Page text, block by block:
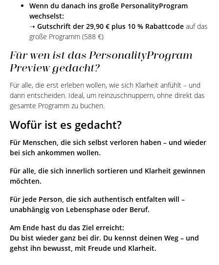
Wenn du danach ins große PersonalityProgram
wechselst:
➝ Gutschrift der 29,90 € plus 10 % Rabattcode auf das
große Programm (588 €)
Für wen ist das PersonalityProgram
Preview gedacht?
Für alle, die erst erleben wollen, wie sich Klarheit anfühlt – und
dann entscheiden. Ideal, um reinzuschnuppern, ohne direkt das
gesamte Programm zu buchen.
Wofür ist es gedacht?
Für Menschen, die sich selbst verloren haben – und wieder
bei sich ankommen wollen.
Für alle, die sich innerlich sortieren und Klarheit gewinnen
möchten.
Für jede Person, die sich authentisch entfalten will –
unabhängig von Lebensphase oder Beruf.
Am Ende hast du das Ziel erreicht:
Du bist wieder ganz bei dir. Du kennst deinen Weg – und
gehst ihn bewusst, mit Freude und Klarheit.